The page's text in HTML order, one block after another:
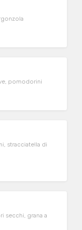
pomodorini
stracciatella di
secchi, grana a